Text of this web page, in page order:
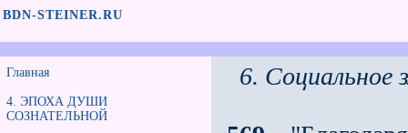
BDN-STEINER.RU
Главная
4. ЭПОХА ДУШИ
СОЗНАТЕЛЬНОЙ
6. Социальное